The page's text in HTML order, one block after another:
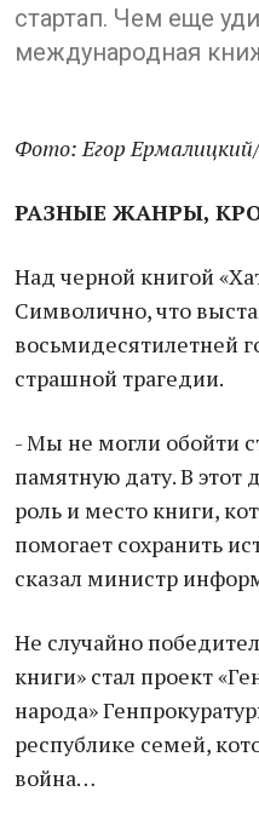
стартап. Чем еще
международная
Фото: Егор Ермалицкий
РАЗНЫЕ ЖАНРЫ,
Над черной книгой
Символично, что
восьмидесятилетней
страшной трагедии.
- Мы не могли обойти
памятную дату. В
роль и место книги,
помогает сохранить
сказал министр
Не случайно
книги» стал проект
народа»
республике семей,
война…